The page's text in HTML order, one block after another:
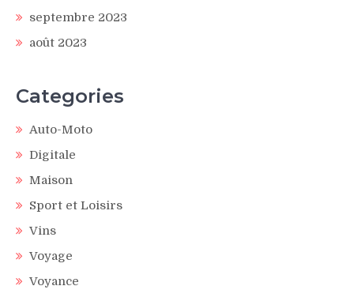
septembre 2023
août 2023
Categories
Auto-Moto
Digitale
Maison
Sport et Loisirs
Vins
Voyage
Voyance